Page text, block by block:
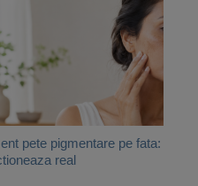
pete pigmentare pe fata:
real